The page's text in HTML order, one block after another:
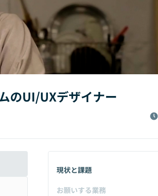
のUI/UXデザイナー
現状と課題
お願いする業務